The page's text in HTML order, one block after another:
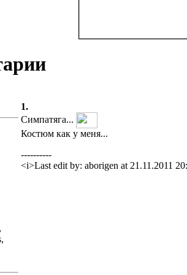
1.
Симпатяга...
Костюм как у меня...
----------
<i>Last edit by: aborigen at 21.11.2011